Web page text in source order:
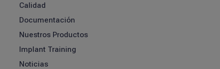
Calidad
Documentación
Nuestros Productos
Implant Training
Noticias